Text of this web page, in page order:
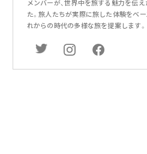
メンバーが、世界中を旅する魅力を伝
た。旅人たちが実際に旅した体験をベ
れからの時代の多様な旅を提案します。